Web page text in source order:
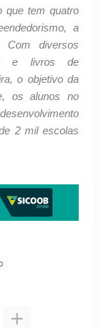
que tem quatro
a
Com diversos
e livros de
o objetivo da
os alunos no
2 mil escolas